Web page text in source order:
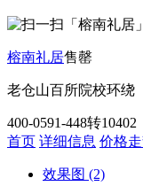
榕南礼居售罄
老仓山百所院校环绕
400-0591-448转10402
首页 详细信息 价格
效果图 (2)